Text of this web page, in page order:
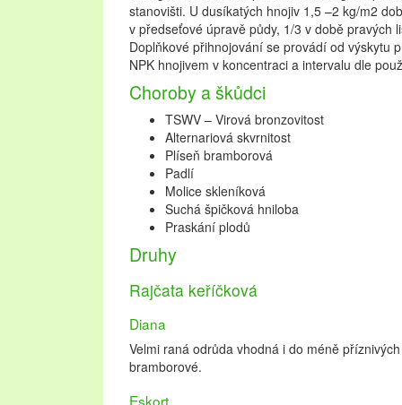
stanovišti. U dusíkatých hnojiv 1,5 –2 kg/m2
v předseťové úpravě půdy, 1/3 v době pravých
Doplňkové přihnojování se provádí od výskytu
NPK hnojivem v koncentraci a intervalu dle
Choroby a škůdci
TSWV – Virová bronzovitost
Alternariová skvrnitost
Plíseň bramborová
Padlí
Molice skleníková
Suchá špičková hniloba
Praskání plodů
Druhy
Rajčata keříčková
Diana
Velmi raná odrůda vhodná i do méně
bramborové.
Eskort